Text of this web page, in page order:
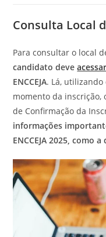
Consulta Local
Para consultar o local
candidato deve
ENCCEJA. Lá, utilizando
momento da inscrição,
de Confirmação da
informações
ENCCEJA 2025, como